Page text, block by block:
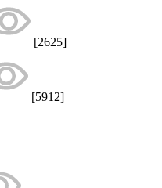
[2625]
[5912]